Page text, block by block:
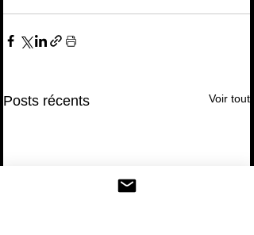
Posts récents Voir tout